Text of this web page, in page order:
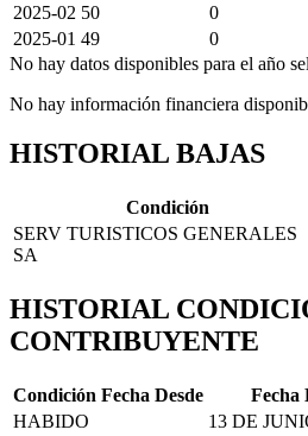
2025-02 50 0
2025-01 49 0
No hay datos disponibles para el año
No hay información financiera
HISTORIAL BAJAS
Condición
SERV TURISTICOS GENERALES
SA
HISTORIAL
CONTRIBUYENTE
Condición Fecha Desde
Fecha
HABIDO
13 DE